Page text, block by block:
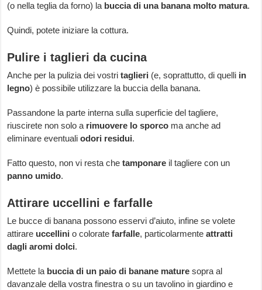
(o nella teglia da forno) la buccia di una banana molto matura.
Quindi, potete iniziare la cottura.
Pulire i taglieri da cucina
Anche per la pulizia dei vostri taglieri (e, soprattutto, di quelli in
legno) è possibile utilizzare la buccia della banana.
Passandone la parte interna sulla superficie del tagliere,
riuscirete non solo a rimuovere lo sporco ma anche ad
eliminare eventualiodori residui.
Fatto questo, non vi resta chetamponare il tagliere con un
panno umido.
Attirare uccellini e farfalle
Le bucce di banana possono esservi d’aiuto, infine se volete
attirare uccellini o coloratefarfalle, particolarmenteattratti
dagli aromi dolci.
Mettete la buccia di un paio di banane mature sopra al
davanzale della vostra finestra o su un tavolino in giardino e